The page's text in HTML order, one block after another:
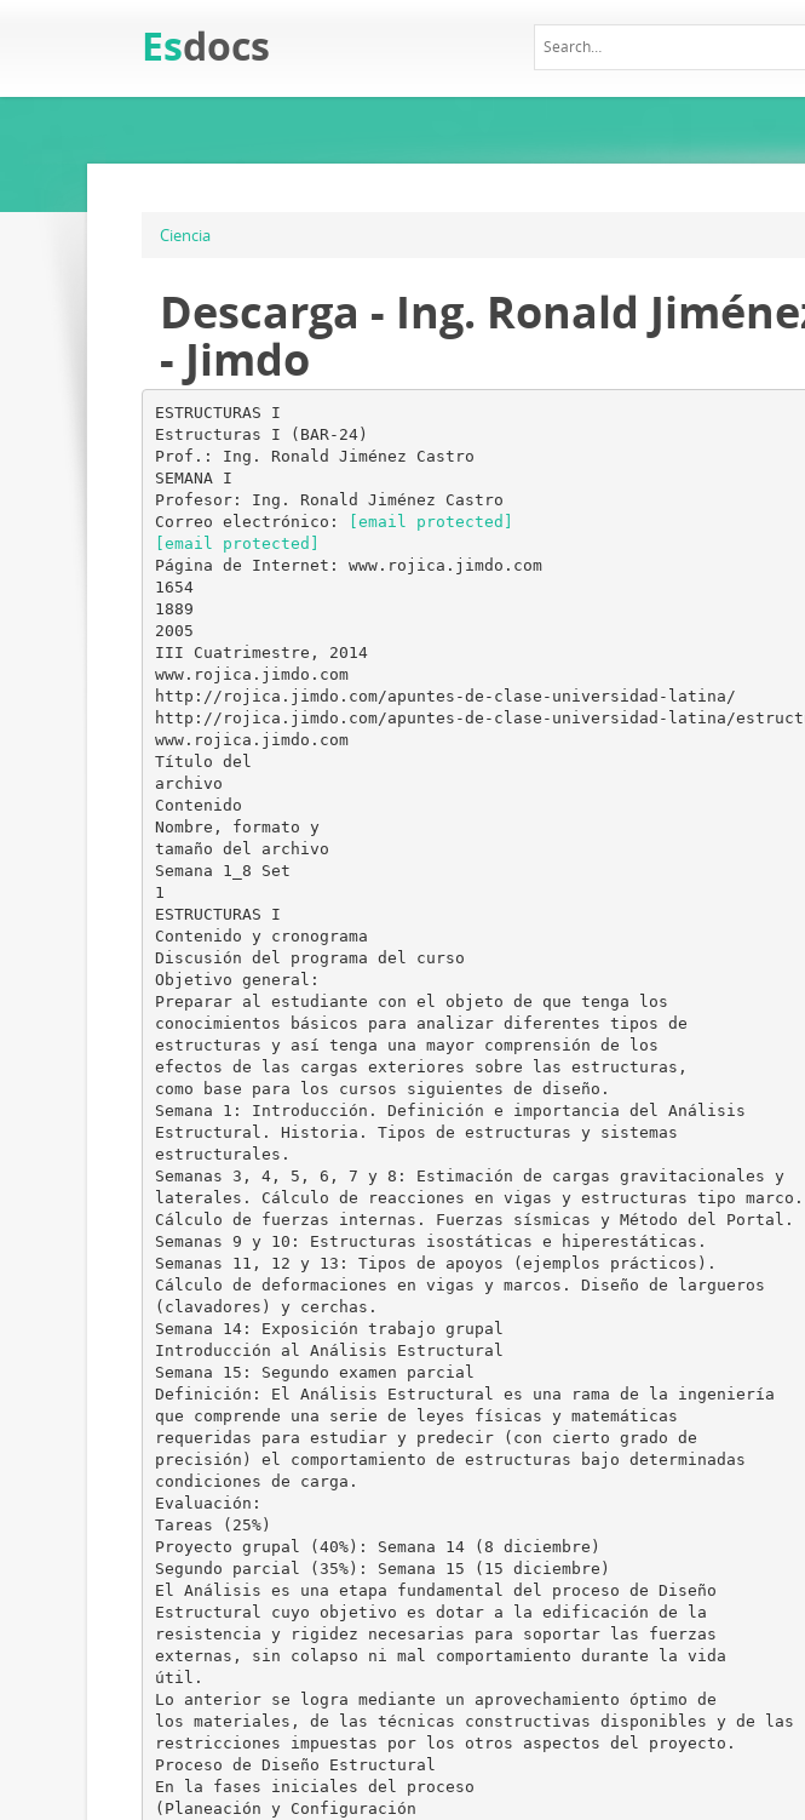
Esdocs
Ciencia
Descarga - Ing. Ronald
- Jimdo
ESTRUCTURAS I
Estructuras I (BAR-24)
Prof.: Ing. Ronald Jiménez Castro
SEMANA I
Profesor: Ing. Ronald Jiménez Castro
Correo electrónico:
[email protected]
[email protected]
Página de Internet: www.rojica.jimdo.com
1654
1889
2005
III Cuatrimestre, 2014
www.rojica.jimdo.com
http://rojica.jimdo.com/apuntes-de-clase-universidad-latina/
http://rojica.jimdo.com/apuntes-de-clase-universidad-latina/
www.rojica.jimdo.com
Título del
archivo
Contenido
Nombre, formato y
tamaño del archivo
Semana 1_8 Set
1
ESTRUCTURAS I
Contenido y cronograma
Discusión del programa del curso
Objetivo general:
Preparar al estudiante con el objeto de que tenga los
conocimientos básicos para analizar diferentes tipos de
estructuras y así tenga una mayor comprensión de los
efectos de las cargas exteriores sobre las estructuras,
como base para los cursos siguientes de diseño.
Semana 1: Introducción. Definición e importancia del Análisis
Estructural. Historia. Tipos de estructuras y sistemas
estructurales.
Semanas 3, 4, 5, 6, 7 y 8: Estimación de cargas gravitacionales y
laterales. Cálculo de reacciones en vigas y estructuras tipo marco.
Cálculo de fuerzas internas. Fuerzas sísmicas y Método del Portal.
Semanas 9 y 10: Estructuras isostáticas e hiperestáticas.
Semanas 11, 12 y 13: Tipos de apoyos (ejemplos prácticos).
Cálculo de deformaciones en vigas y marcos. Diseño de largueros
(clavadores) y cerchas.
Semana 14: Exposición trabajo grupal
Introducción al Análisis Estructural
Semana 15: Segundo examen parcial
Definición: El Análisis Estructural es una rama de la ingeniería
que comprende una serie de leyes físicas y matemáticas
requeridas para estudiar y predecir (con cierto grado de
precisión) el comportamiento de estructuras bajo determinadas
condiciones de carga.
Evaluación:
Tareas (25%)
Proyecto grupal (40%): Semana 14 (8 diciembre)
Segundo parcial (35%): Semana 15 (15 diciembre)
El Análisis es una etapa fundamental del proceso de Diseño
Estructural cuyo objetivo es dotar a la edificación de la
resistencia y rigidez necesarias para soportar las fuerzas
externas, sin colapso ni mal comportamiento durante la vida
útil.
Lo anterior se logra mediante un aprovechamiento óptimo de
los materiales, de las técnicas constructivas disponibles y de las
restricciones impuestas por los otros aspectos del proyecto.
Proceso de Diseño Estructural
En la fases iniciales del proceso
(Planeación y Configuración